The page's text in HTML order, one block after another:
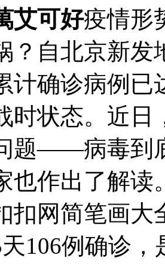
艾可好疫情形
？自北京新
计确诊病例已
时状态。近日
题——病毒到
也作出了解读
扣网简笔画大
106例确诊